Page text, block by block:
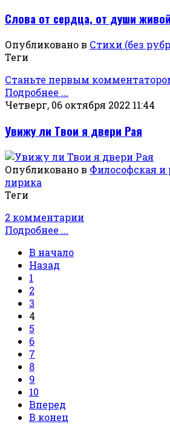
Слова от сердца, от души живой
Опубликовано в Стихи (без
Теги
Станьте первым
Подробнее ...
Четверг, 06 октября 2022 11:44
Увижу ли Твои я двери Рая
Опубликовано в Философская и
лирика
Теги
2 комментарии
Подробнее ...
В начало
Назад
1
2
3
4
5
6
7
8
9
10
Вперед
В конец